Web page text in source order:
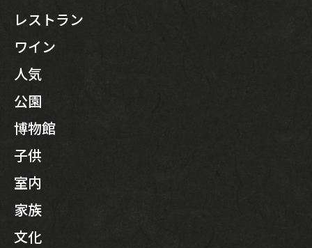
レストラン
ワイン
人気
公園
博物館
子供
室内
家族
文化